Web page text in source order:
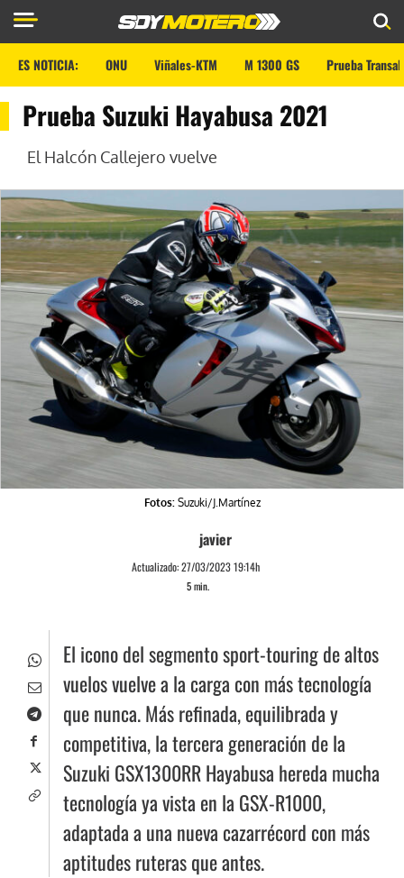
ES NOTICIA: ONU Viñales-KTM M 1300 GS Prueba
Prueba Suzuki Hayabusa 2021
El Halcón Callejero vuelve
Fotos:Suzuki/J.Martínez
javier
Actualizado:27/03/2023 19:14h
5min.
El icono del segmento sport-touring de altos
vuelos vuelve a la carga con más tecnología
que nunca. Más refinada, equilibrada y
competitiva, la tercera generación de la
Suzuki GSX1300RR Hayabusa hereda mucha
tecnología ya vista en la GSX-R1000,
adaptada a una nueva cazarrécord con más
aptitudes ruteras que antes.